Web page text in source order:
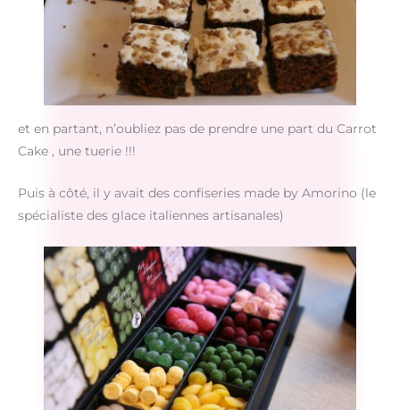
et en partant, n’oubliez pas de prendre une part du Carrot
Cake , une tuerie !!!
Puis à côté, il y avait des confiseries made by Amorino (le
spécialiste des glace italiennes artisanales)